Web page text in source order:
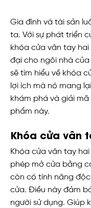
Gia đình và tài sản
ta. Với sự phát triển
khóa cửa vân tay
đại cho ngôi nhà
sẽ tìm hiểu về khóa
lợi ích mà nó mang
khám phá và giải
phẩm này.
Khóa cửa vân
Khóa cửa vân tay
phép mở cửa bằng
còn có tính năng
cửa. Điều này đảm
người sử dụng. Giúp